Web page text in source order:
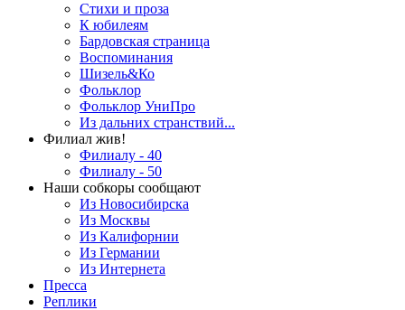
Стихи и проза
К юбилеям
Бардовская страница
Воспоминания
Шизель&Ко
Фольклор
Фольклор УниПро
Из дальних странствий...
Филиал жив!
Филиалу - 40
Филиалу - 50
Наши собкоры сообщают
Из Новосибирска
Из Москвы
Из Калифорнии
Из Германии
Из Интернета
Пресса
Реплики